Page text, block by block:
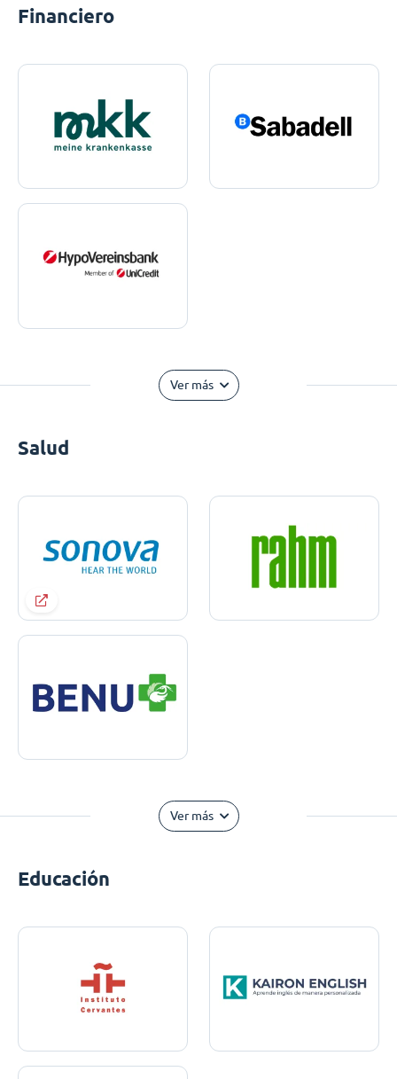
Financiero
Ver más
Salud
Ver más
Educación